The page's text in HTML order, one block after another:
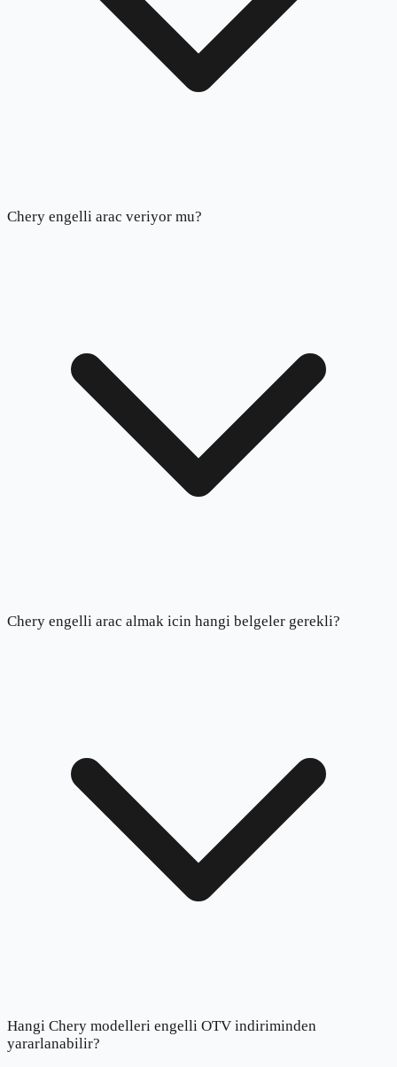
Chery engelli arac veriyor mu?
Chery engelli arac almak icin hangi belgeler gerekli?
Hangi Chery modelleri engelli OTV indiriminden
yararlanabilir?